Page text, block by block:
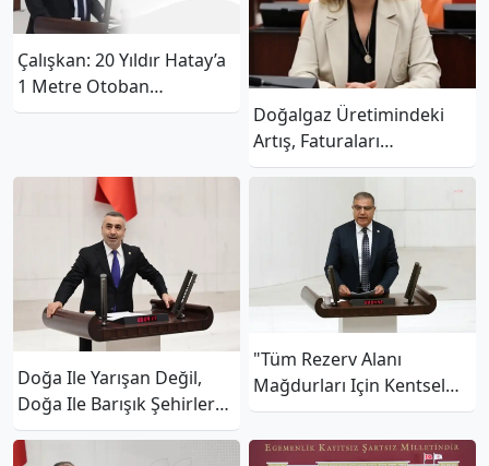
Çalışkan: 20 Yıldır Hatay’a
1 Metre Otoban
Yapılmadı!
Doğalgaz Üretimindeki
Artış, Faturaları
Hafifletmeliydi!
Doğa Ile Yarışan Değil,
Doğa Ile Barışık Şehirler
İnşa Edilmeli!
"Tüm Rezerv Alanı
Mağdurları Için Kentsel
Dönüşüm Başkanlığı
Bütçesi’ne Hayır Diyorum"